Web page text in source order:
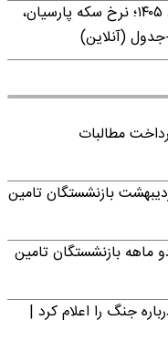
تازه ترین قیمت طلا و دلار امروز ۱۶ مرداد ۱۴۰۵؛ نرخ سکه پارسیان،
مطالبات
بازنشستگان تامین
ماهه بازنشستگان تامین
جنگ را اعلام کرد |